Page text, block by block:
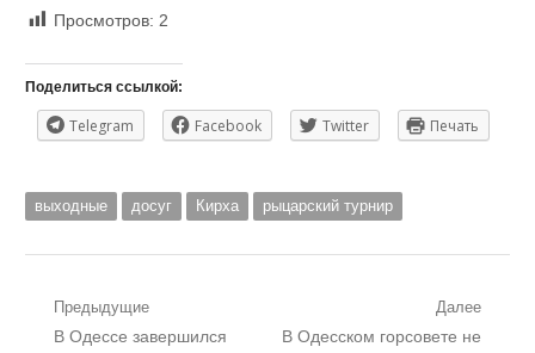
Просмотров: 2
Поделиться ссылкой:
Telegram Facebook Twitter Печать
выходные досуг Кирха рыцарский турнир
Навигация
Предыдущие
Предыдущий
В Одессе завершился
Далее
Следующий
В Одесском горсовете не